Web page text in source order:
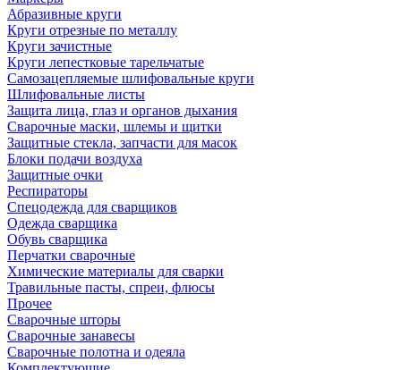
Абразивные круги
Круги отрезные по металлу
Круги зачистные
Круги лепестковые тарельчатые
Самозацепляемые шлифовальные круги
Шлифовальные листы
Защита лица, глаз и органов дыхания
Сварочные маски, шлемы и щитки
Защитные стекла, запчасти для масок
Блоки подачи воздуха
Защитные очки
Респираторы
Спецодежда для сварщиков
Одежда сварщика
Обувь сварщика
Перчатки сварочные
Химические материалы для сварки
Травильные пасты, спреи, флюсы
Прочее
Сварочные шторы
Сварочные занавесы
Сварочные полотна и одеяла